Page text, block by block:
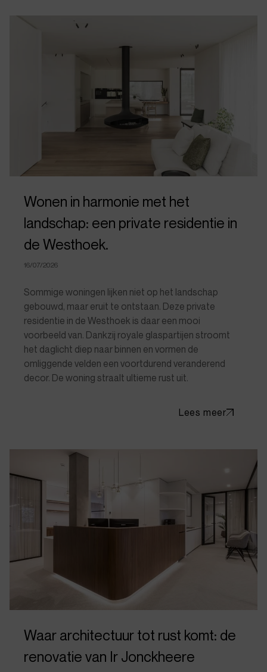
Wonen in harmonie met het
landschap: een private residentie in
de Westhoek.
16/07/2026
Sommige woningen lijken niet op het landschap
gebouwd, maar eruit te ontstaan. Deze private
residentie in de Westhoek is daar een mooi
voorbeeld van. Dankzij royale glaspartijen stroomt
het daglicht diep naar binnen en vormen de
omliggende velden een voortdurend veranderend
decor. De woning straalt ultieme rust uit.
Lees meer
Waar architectuur tot rust komt: de
renovatie van Ir Jonckheere